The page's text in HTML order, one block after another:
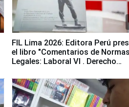
FIL Lima 2026: Editora Perú
el libro "Comentarios de Normas
Legales: Laboral Vl . Derecho